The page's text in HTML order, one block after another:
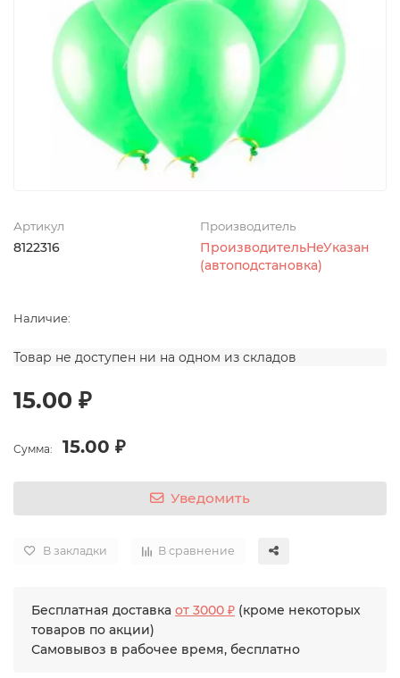
Артикул
8122316
Производитель
ПроизводительНеУказан
(автоподстановка)
Наличие:
Товар не доступен ни на одном из складов
15.00 ₽
Сумма: 15.00 ₽
Уведомить
В закладки В сравнение
Бесплатная доставка от 3000 ₽ (кроме некоторых
товаров по акции)
Самовывоз в рабочее время, бесплатно